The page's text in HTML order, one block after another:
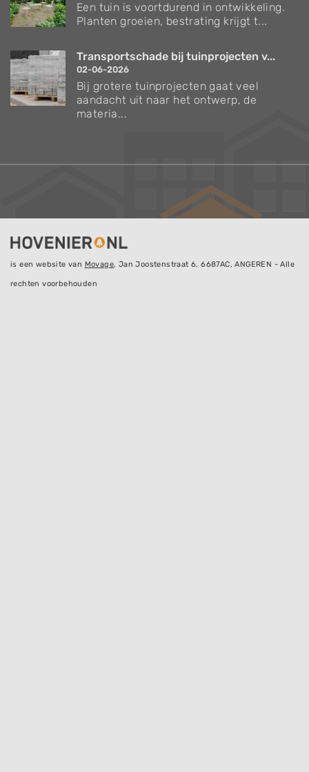
Een tuin is voortdurend in ontwikkeling.
Planten groeien, bestrating krijgt t...
Transportschade bij tuinprojecten v...
02-06-2026
Bij grotere tuinprojecten gaat veel
aandacht uit naar het ontwerp, de
materia...
is een website van Movage, Jan Joostenstraat 6, 6687AC, ANGEREN - Alle
rechten voorbehouden